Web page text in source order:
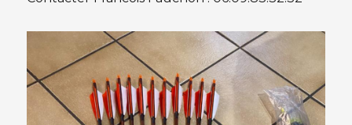
(Francois